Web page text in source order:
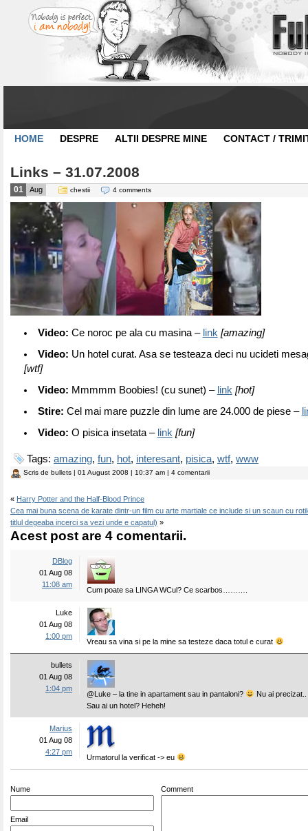
HOME DESPRE ALTII DESPRE MINE CONTACT /
Links – 31.07.2008
01 Aug chestii 4 comments
Video: Ce noroc pe ala cu masina – link [amazing]
Video: Un hotel curat. Asa se testeaza deci nu ucideti
[wtf]
Video: Mmmmm Boobies! (cu sunet) – link [hot]
Stire: Cel mai mare puzzle din lume are 24.000 de piese –
Video: O pisica insetata – link [fun]
Tags: amazing, fun, hot, interesant, pisica, wtf, www
Scris de bullets | 01 August 2008 | 10:37 am | 4 comentarii
« Harry Potter and the Half-Blood Prince
Cea mai buna scena de karate dintr-un film cu arte martiale ce include si un scaun cu
titlul degeaba incerci sa vezi unde e capatul) »
Acest post are 4 comentarii.
DBlog
01 Aug 08
11:08 am
Cum poate sa LINGA WCul? Ce scarbos……….
Luke
01 Aug 08
1:00 pm
Vreau sa vina si pe la mine sa testeze daca totul e curat
bullets
01 Aug 08
1:04 pm
@Luke – la tine in apartament sau in pantaloni?
Nu ai precizat..
Sau ai un hotel? Heheh!
Marius
01 Aug 08
4:27 pm
Urmatorul la verificat -> eu
Nume
Email
Comment